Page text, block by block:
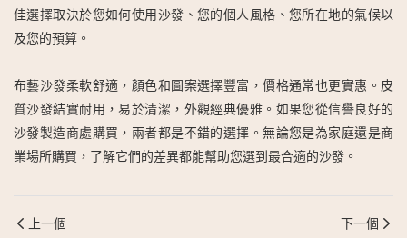
佳選擇取決於您如何使用沙發、您的個人風格、您所在地的氣候以
及您的預算。
布藝沙發柔軟舒適，顏色和圖案選擇豐富，價格通常也更實惠。皮
質沙發結實耐用，易於清潔，外觀經典優雅。如果您從信譽良好的
沙發製造商處購買，兩者都是不錯的選擇。無論您是為家庭還是商
業場所購買，了解它們的差異都能幫助您選到最合適的沙發。
上一個 下一個